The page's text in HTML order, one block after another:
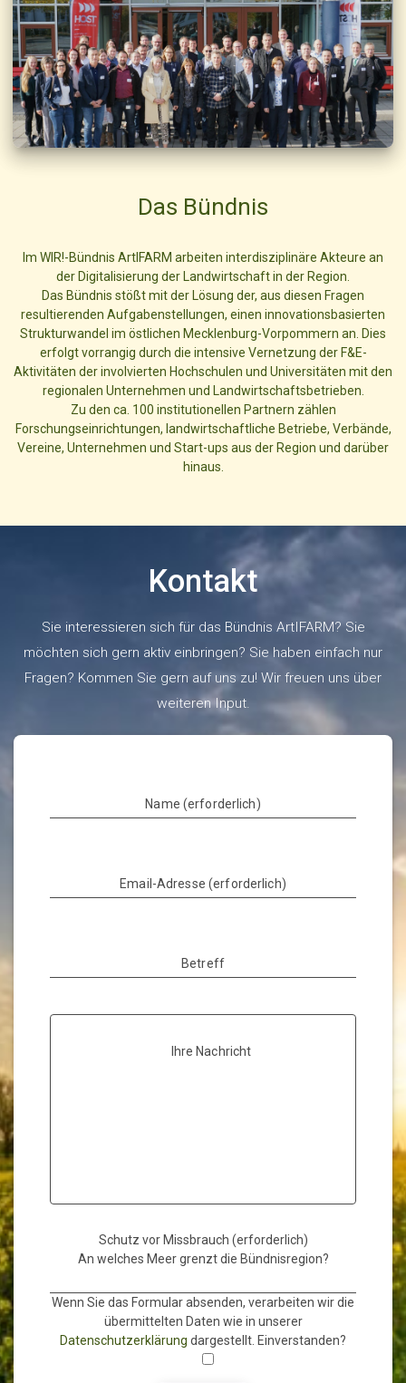
Das Bündnis
Im WIR!-Bündnis ArtIFARM arbeiten interdisziplinäre Akteure an
der Digitalisierung der Landwirtschaft in der Region.
Das Bündnis stößt mit der Lösung der, aus diesen Fragen
resultierenden Aufgabenstellungen, einen innovationsbasierten
Strukturwandel im östlichen Mecklenburg-Vorpommern an. Dies
erfolgt vorrangig durch die intensive Vernetzung der F&E-
Aktivitäten der involvierten Hochschulen und Universitäten mit den
regionalen Unternehmen und Landwirtschaftsbetrieben.
Zu den ca. 100 institutionellen Partnern zählen
Forschungseinrichtungen, landwirtschaftliche Betriebe, Verbände,
Vereine, Unternehmen und Start-ups aus der Region und darüber
hinaus.
Kontakt
Sie interessieren sich für das Bündnis ArtIFARM? Sie
möchten sich gern aktiv einbringen? Sie haben einfach nur
Fragen? Kommen Sie gern auf uns zu! Wir freuen uns über
weiteren Input.
Name (erforderlich)
Email-Adresse (erforderlich)
Betreff
Ihre Nachricht
Schutz vor Missbrauch (erforderlich)
An welches Meer grenzt die Bündnisregion?
Wenn Sie das Formular absenden, verarbeiten wir die
übermittelten Daten wie in unserer
Datenschutzerklärung dargestellt. Einverstanden?